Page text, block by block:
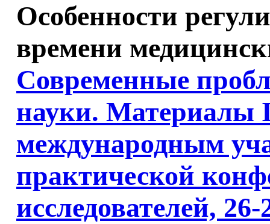
Особенности
времени
Современные
науки. Материалы
международным
практической
исследователей,